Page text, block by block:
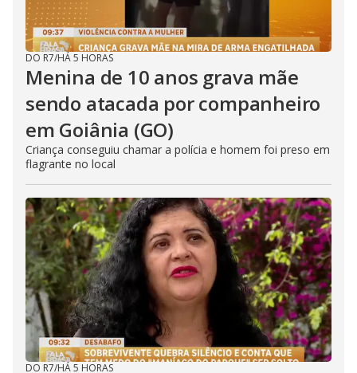
DO R7/HÁ 5 HORAS
Menina de 10 anos grava mãe
sendo atacada por companheiro
em Goiânia (GO)
Criança conseguiu chamar a polícia e homem foi preso em
flagrante no local
DO R7/HÁ 5 HORAS